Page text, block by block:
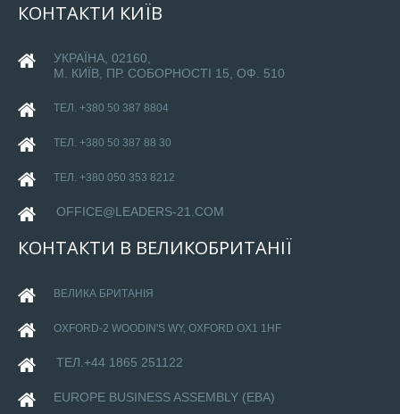
КОНТАКТИ КИЇВ
УКРАЇНА, 02160,
М. КИЇВ, ПР. СОБОРНОСТІ 15, ОФ. 510
ТЕЛ. +380 50 387 8804
ТЕЛ. +380 50 387 88 30
ТЕЛ. +380 050 353 8212
OFFICE@LEADERS-21.COM
КОНТАКТИ В ВЕЛИКОБРИТАНІЇ
ВЕЛИКА БРИТАНІЯ
OXFORD-2 WOODIN'S WY, OXFORD OX1 1HF
ТЕЛ.+44 1865 251122
EUROPE BUSINESS ASSEMBLY (EBA)